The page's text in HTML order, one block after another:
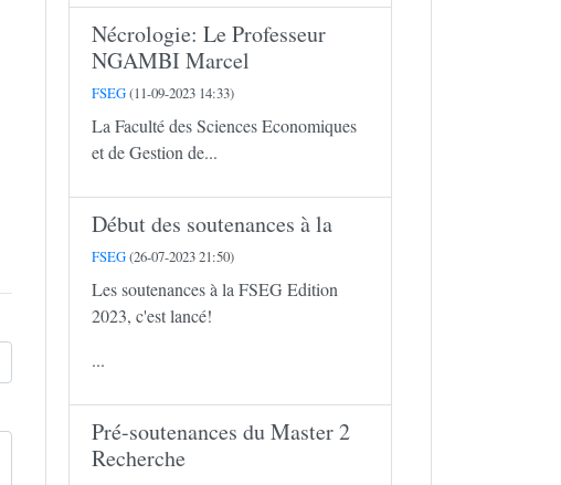
Nécrologie: Le Professeur
NGAMBI Marcel
FSEG(11-09-2023 14:33)
La Faculté des Sciences Economiques
et de Gestion de...
Début des soutenances à la
FSEG(26-07-2023 21:50)
Les soutenances à la FSEG Edition
2023, c'est lancé!
...
Pré-soutenances du Master 2
Recherche